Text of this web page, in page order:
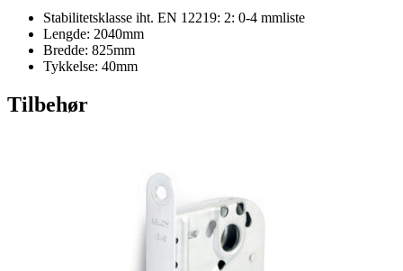
Stabilitetsklasse iht. EN 12219: 2: 0-4 mmliste
Lengde: 2040mm
Bredde: 825mm
Tykkelse: 40mm
Tilbehør